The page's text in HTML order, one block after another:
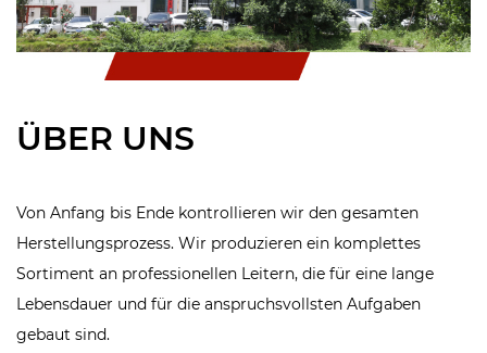
ÜBER UNS
Von Anfang bis Ende kontrollieren wir den gesamten
Herstellungsprozess. Wir produzieren ein komplettes
Sortiment an professionellen Leitern, die für eine lange
Lebensdauer und für die anspruchsvollsten Aufgaben
gebaut sind.